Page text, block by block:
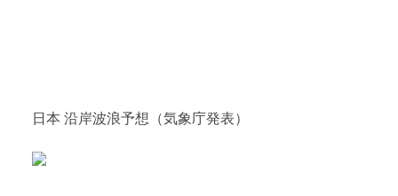
日本 沿岸波浪予想（気象庁発表）